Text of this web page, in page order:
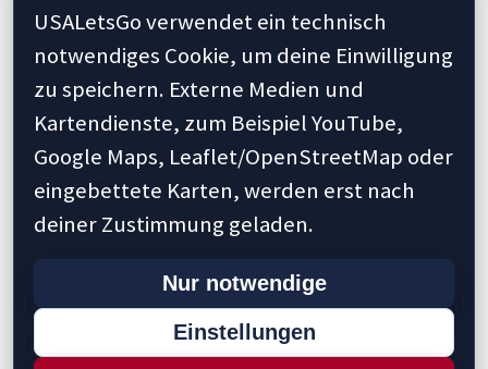
Previous 1 10 15 20 42 45 50
60
Next »
USALetsGo verwendet ein technisch
notwendiges Cookie, um deine Einwilligung
zu speichern. Externe Medien und
Kartendienste, zum Beispiel YouTube,
Google Maps, Leaflet/OpenStreetMap oder
eingebettete Karten, werden erst nach
deiner Zustimmung geladen.
Nur notwendige
Einstellungen